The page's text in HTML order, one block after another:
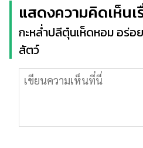
แสดงความคิดเห็นเ
กะหล่ำปลีตุ๋นเห็ดหอม อร่อ
สัตว์